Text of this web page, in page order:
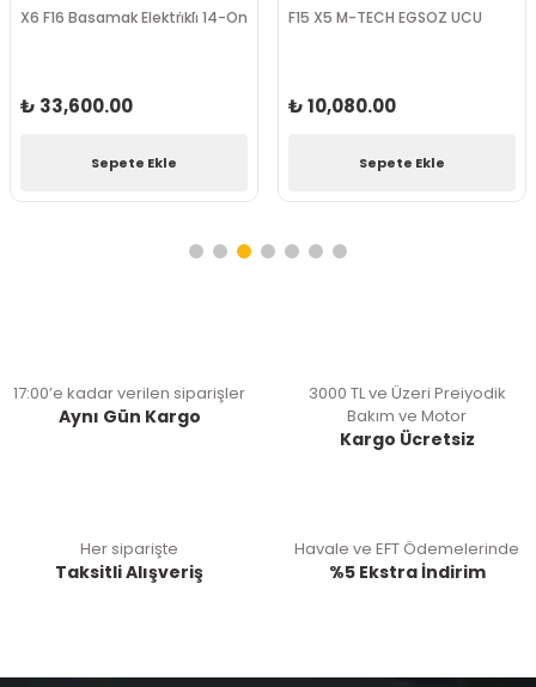
X6 F16 Basamak Elektri̇kli̇ 14-On
₺ 33,600.00
Sepete Ekle
F15 X5 M-TECH EGSOZ UCU
₺ 10,080.00
Sepete Ekle
17:00’e kadar verilen siparişler
Aynı Gün Kargo
3000 TL ve Üzeri Preiyodik
Bakım ve Motor
Kargo Ücretsiz
Her siparişte
Taksitli Alışveriş
Havale ve EFT Ödemelerinde
%5 Ekstra İndirim